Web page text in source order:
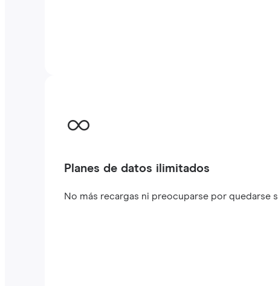
Planes de datos ilimitados
No más recargas ni preocuparse por